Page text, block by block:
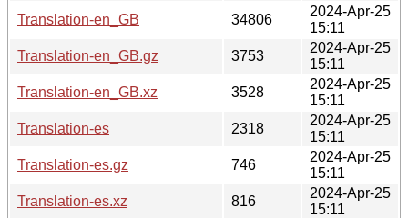
Translation-en_GB
34806
2024-Apr-25
15:11
Translation-en_GB.gz
3753
2024-Apr-25
15:11
Translation-en_GB.xz
3528
2024-Apr-25
15:11
Translation-es
2318
2024-Apr-25
15:11
Translation-es.gz
746
2024-Apr-25
15:11
Translation-es.xz
816
2024-Apr-25
15:11